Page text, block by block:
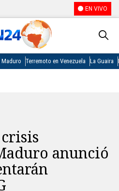
EN VIVO
Terremoto en Venezuela La Guaira
anunció